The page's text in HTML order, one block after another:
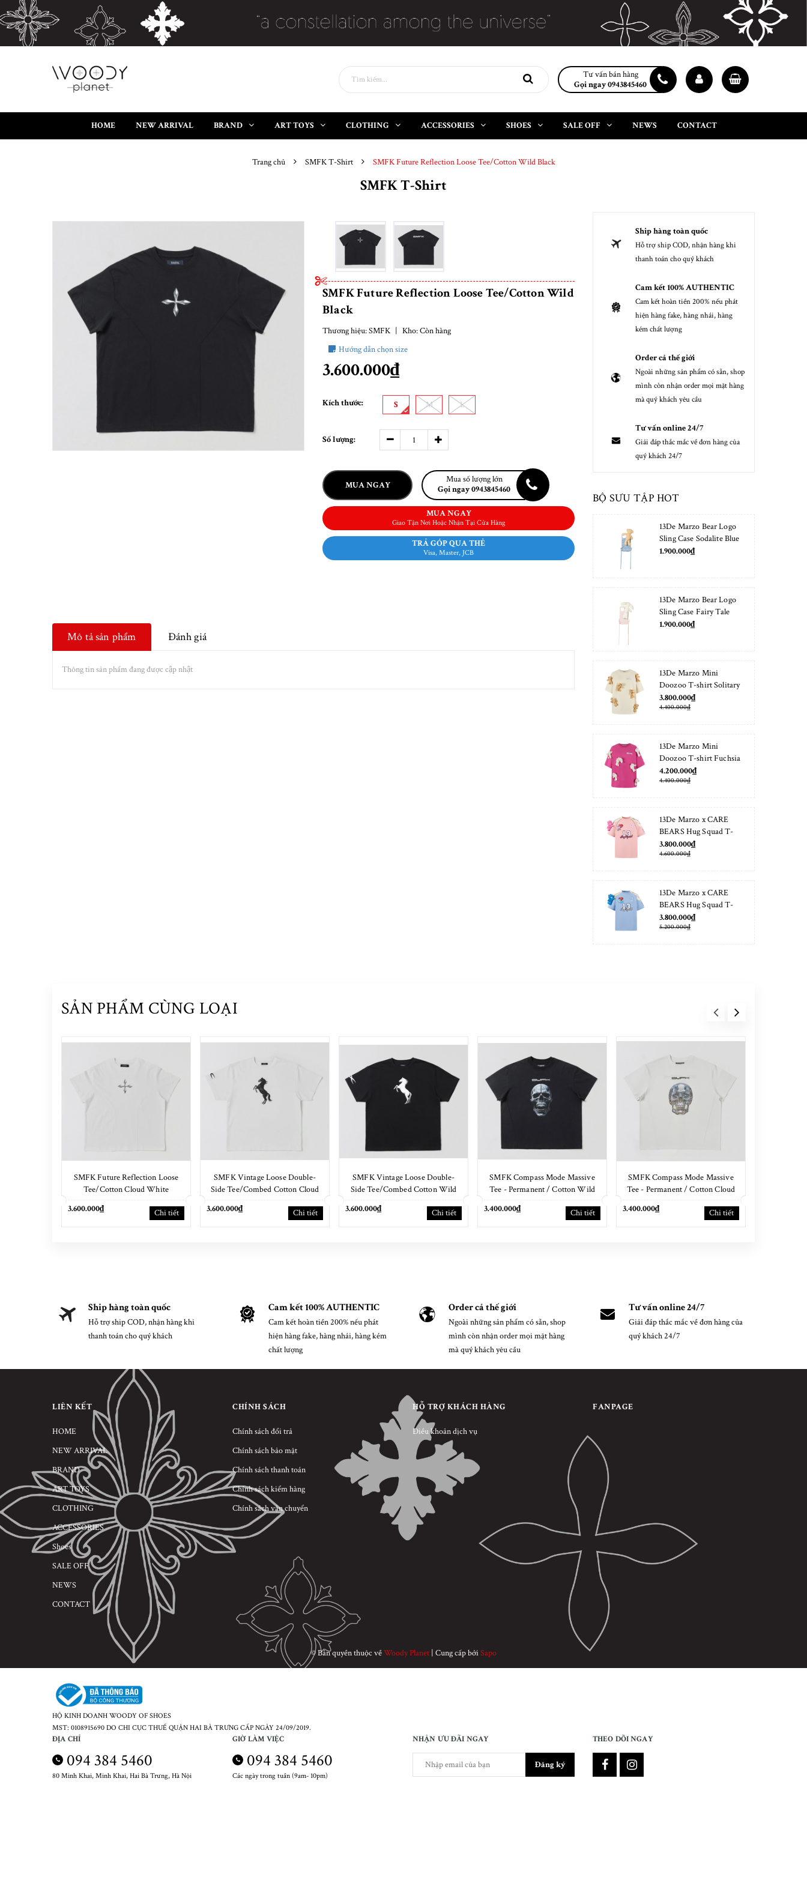
Tư vấn bán hàng
Gọi ngay 0943845460
HOME NEW ARRIVAL BRAND ART TOYS CLOTHING ACCESSORIES SHOES SALE OFF NEWS CONTACT
Trang chủ SMFK T-Shirt SMFK Future Reflection Loose Tee/Cotton Wild Black
SMFK T-Shirt
SMFK Future Reflection Loose Tee/Cotton Wild
Black
Thương hiệu:SMFK | Kho:Còn hàng
Hướng dẫn chọn size
3.600.000₫
Kích thước: S M L
Số lượng:
MUA NGAY
Mua số lượng lớn
Gọi ngay 0943845460
MUA NGAY
Giao Tận Nơi Hoặc Nhận Tại Cửa Hàng
TRẢ GÓP QUA THẺ
Visa, Master, JCB
Mô tả sản phẩm Đánh giá
Thông tin sản phẩm đang được cập nhật
Ship hàng toàn quốc
Hỗ trợ ship COD, nhận hàng khi
thanh toán cho quý khách
Cam kết 100% AUTHENTIC
Cam kết hoàn tiền 200% nếu phát
hiện hàng fake, hàng nhái, hàng
kém chất lượng
Order cả thế giới
Ngoài những sản phẩm có sẵn, shop
mình còn nhận order mọi mặt hàng
mà quý khách yêu cầu
Tư vấn online 24/7
Giải đáp thắc mắc về đơn hàng của
quý khách 24/7
BỘ SƯU TẬP HOT
13De Marzo Bear Logo
Sling Case Sodalite Blue
1.900.000₫
13De Marzo Bear Logo
Sling Case Fairy Tale
1.900.000₫
13De Marzo Mini
Doozoo T-shirt Solitary
Star
3.800.000₫
4.400.000₫
13De Marzo Mini
Doozoo T-shirt Fuchsia
Fedora
4.200.000₫
4.400.000₫
13De Marzo x CARE
BEARS Hug Squad T-
shirt Almond Blossom
3.800.000₫
4.600.000₫
13De Marzo x CARE
BEARS Hug Squad T-
shirt Placid Blue
3.800.000₫
5.200.000₫
SẢN PHẨM CÙNG LOẠI
SMFK Future Reflection Loose
Tee/Cotton Cloud White
3.600.000₫
Chi tiết
SMFK Vintage Loose Double-
Side Tee/Combed Cotton Cloud
3.600.000₫ Chi tiết
SMFK Vintage Loose Double-
Side Tee/Combed Cotton Wild
3.600.000₫ Chi tiết
SMFK Compass Mode Massive
Tee - Permanent / Cotton Wild
3.400.000₫ Chi tiết
SMFK Compass Mode Massive
Tee - Permanent / Cotton Cloud
3.400.000₫ Chi tiết
Ship hàng toàn quốc
Hỗ trợ ship COD, nhận hàng khi
thanh toán cho quý khách
Cam kết 100% AUTHENTIC
Cam kết hoàn tiền 200% nếu phát
hiện hàng fake, hàng nhái, hàng kém
chất lượng
Order cả thế giới
Ngoài những sản phẩm có sẵn, shop
mình còn nhận order mọi mặt hàng
mà quý khách yêu cầu
Tư vấn online 24/7
Giải đáp thắc mắc về đơn hàng của
quý khách 24/7
LIÊN KẾT
HOME
NEW ARRIVAL
BRAND
ART TOYS
CLOTHING
ACCESSORIES
Shoes
SALE OFF
NEWS
CONTACT
CHÍNH SÁCH
Chính sách đổi trả
Chính sách bảo mật
Chính sách thanh toán
Chính sách kiểm hàng
Chính sách vận chuyển
HỖ TRỢ KHÁCH HÀNG
Điều khoản dịch vụ
FANPAGE
© Bản quyền thuộc vềWoody Planet | Cung cấp bởiSapo
HỘ KINH DOANH WOODY OF SHOES
MST: 0108915690 DO CHI CỤC THUẾ QUẬN HAI BÀ TRƯNG CẤP NGÀY 24/09/2019.
ĐỊA CHỈ
094 384 5460
80 Minh Khai, Minh Khai, Hai Bà Trưng, Hà Nội
GIỜ LÀM VIỆC
094 384 5460
Các ngày trong tuần (9am- 10pm)
NHẬN ƯU ĐÃI NGAY
Đăng ký
THEO DÕI NGAY